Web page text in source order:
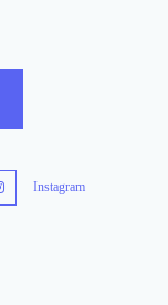
Instagram